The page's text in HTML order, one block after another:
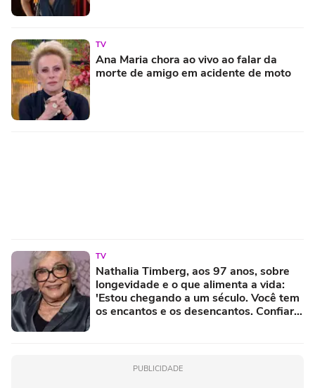
TV
Ana Maria chora ao vivo ao falar da
morte de amigo em acidente de moto
TV
Nathalia Timberg, aos 97 anos, sobre
longevidade e o que alimenta a vida:
'Estou chegando a um século. Você tem
os encantos e os desencantos. Confiar
PUBLICIDADE